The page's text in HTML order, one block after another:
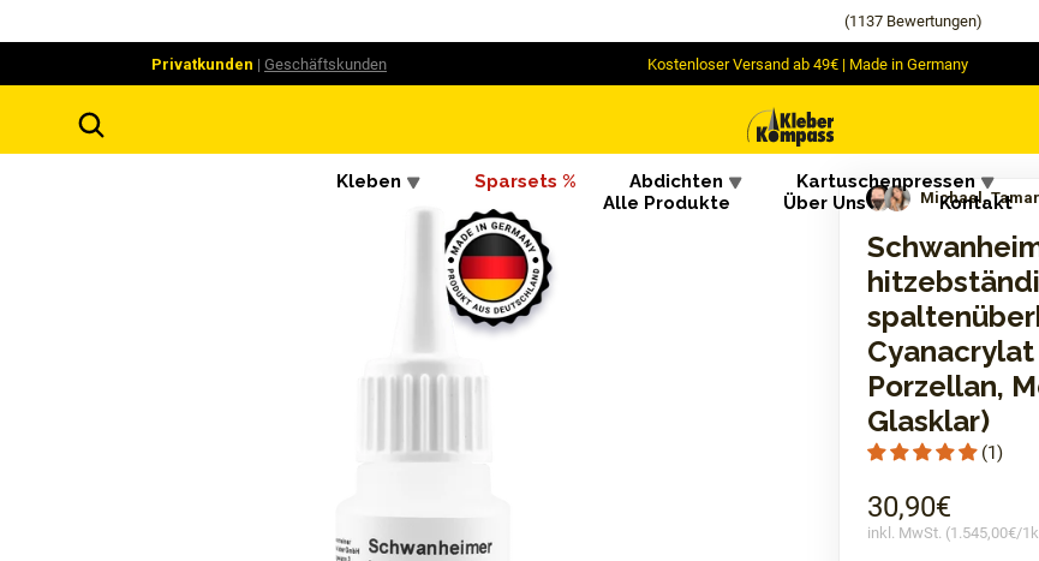
(1137 Bewertungen)
Privatkunden | Geschäftskunden Kostenloser Versand ab 49€ | Made in Germany
Kleben Sparsets % Abdichten Kartuschenpressen
Alle Produkte
Über Uns Kontakt
Michael,
Porzellan,
Glasklar)
(1)
30,90€
inkl. MwSt. (1.545,00€/